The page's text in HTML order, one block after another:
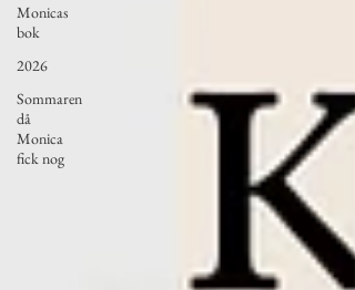
Monicas
bok
2026
Sommaren
då
Monica
fick nog